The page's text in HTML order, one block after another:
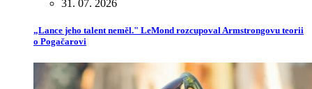
31. 07. 2026
„Lance jeho talent neměl." LeMond rozcupoval Armstrongovu teorii
o Pogačarovi